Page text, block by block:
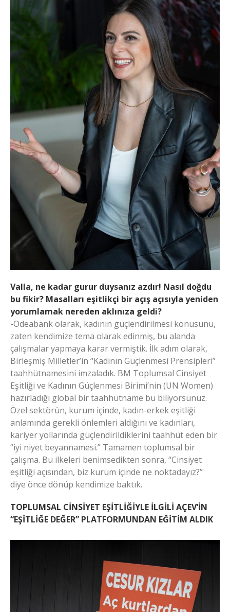
Valla, ne kadar gurur duysanız azdır! Nasıl doğdu
bu fikir? Masalları eşitlikçi bir açış açısıyla yeniden
yorumlamak nereden aklınıza geldi?
-Odeabank olarak, kadının güçlendirilmesi konusunu,
zaten kendimize tema olarak edinmiş, bu alanda
çalışmalar yapmaya karar vermiştik. İlk adım olarak,
Birleşmiş Milletler’in “Kadının Güçlenmesi Prensipleri”
taahhütnamesini imzaladık. BM Toplumsal Cinsiyet
Eşitliği ve Kadının Güçlenmesi Birimi’nin (UN Women)
hazırladığı global bir taahhütname bu biliyorsunuz.
Özel sektörün, kurum içinde, kadın-erkek eşitliği
anlamında gerekli önlemleri aldığını ve kadınları,
kariyer yollarında güçlendirildiklerini taahhüt eden bir
“iyi niyet beyannamesi.” Tamamen toplumsal bir
çalışma. Bu ilkeleri benimsedikten sonra, “Cinsiyet
eşitliği açısından, biz kurum içinde ne noktadayız?”
diye önce dönüp kendimize baktık.
TOPLUMSAL CİNSİYET EŞİTLİĞİYLE İLGİLİ AÇEV’İN
“EŞİTLİĞE DEĞER” PLATFORMUNDAN EĞİTİM ALDIK